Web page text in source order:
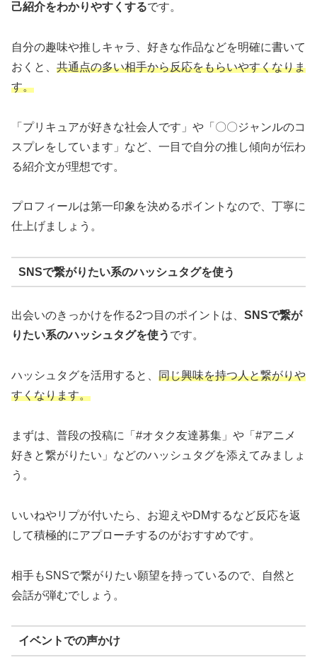
己紹介をわかりやすくするです。
自分の趣味や推しキャラ、好きな作品などを明確に書いて
おくと、 共通点の多い相手から反応をもらいやすくなりま
す。
「プリキュアが好きな社会人です」や「〇〇ジャンルのコ
スプレをしています」など、一目で自分の推し傾向が伝わ
る紹介文が理想です。
プロフィールは第一印象を決めるポイントなので、丁寧に
仕上げましょう。
SNSで繋がりたい系のハッシュタグを使う
出会いのきっかけを作る2つ目のポイントは、 SNSで繋が
りたい系のハッシュタグを使う です。
ハッシュタグを活用すると、 同じ興味を持つ人と繋がりや
すくなります。
まずは、普段の投稿に「#オタク友達募集」や「#アニメ
好きと繋がりたい」などのハッシュタグを添えてみましょ
う。
いいねやリプが付いたら、お迎えやDMするなど反応を返
して積極的にアプローチするのがおすすめです。
相手もSNSで繋がりたい願望を持っているので、自然と
会話が弾むでしょう。
イベントでの声かけ